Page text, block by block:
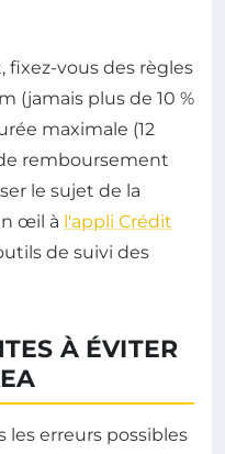
fixez-vous des règles
(jamais plus de 10 %
maximale (12
remboursement
le sujet de la
œil à l'appli Crédit
de suivi des
À ÉVITER
erreurs possibles